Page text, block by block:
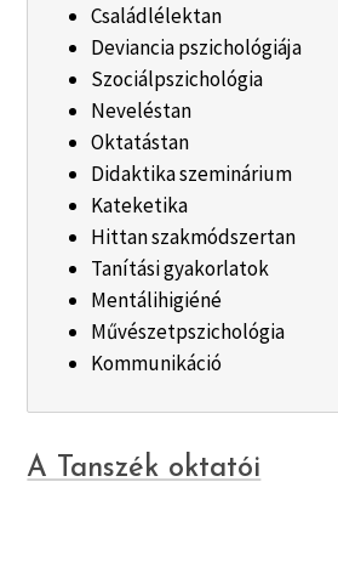
Családlélektan
Deviancia pszichológiája
Szociálpszichológia
Neveléstan
Oktatástan
Didaktika szeminárium
Kateketika
Hittan szakmódszertan
Tanítási gyakorlatok
Mentálihigiéné
Művészetpszichológia
Kommunikáció
A Tanszék oktatói